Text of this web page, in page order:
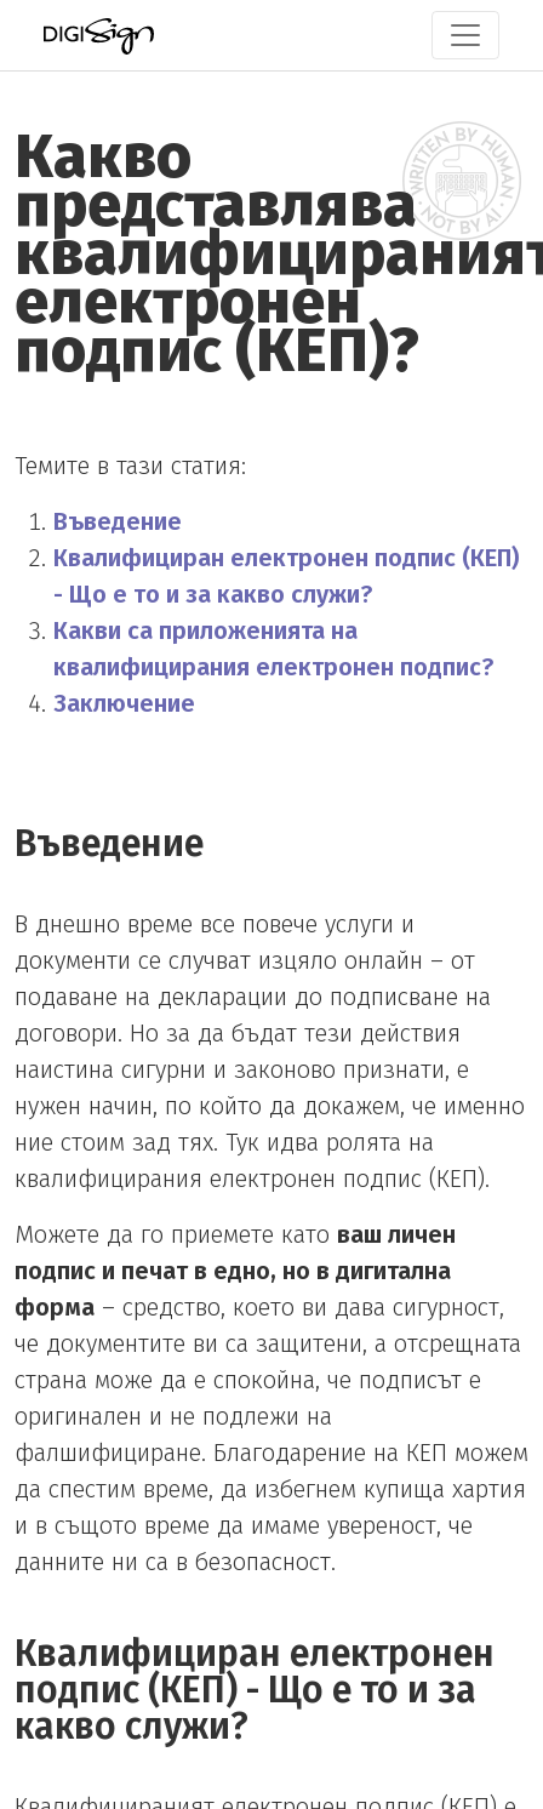
Какво
представлява
електронен
подпис (КЕП)?
Темите в тази статия:
Въведение
Квалифициран електронен подпис (КЕП)
- Що е то и за какво служи?
Какви са приложенията на
квалифицирания електронен подпис?
Заключение
Въведение
В днешно време все повече услуги и
документи се случват изцяло онлайн – от
подаване на декларации до подписване на
договори. Но за да бъдат тези действия
наистина сигурни и законово признати, е
нужен начин, по който да докажем, че именно
ние стоим зад тях. Тук идва ролята на
квалифицирания електронен подпис (КЕП).
Можете да го приемете като ваш личен
подпис и печат в едно, но в дигитална
форма – средство, което ви дава сигурност,
че документите ви са защитени, а отсрещната
страна може да е спокойна, че подписът е
оригинален и не подлежи на
фалшифициране. Благодарение на КЕП можем
да спестим време, да избегнем купища хартия
и в същото време да имаме увереност, че
данните ни са в безопасност.
Квалифициран електронен
подпис (КЕП) - Що е то и за
какво служи?